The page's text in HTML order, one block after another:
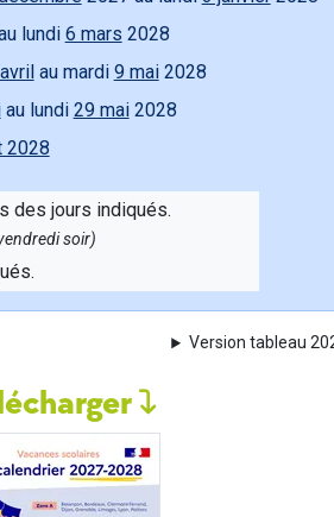
lundi 6 mars 2028
au mardi 9 mai2028
au lundi 29 mai2028
2028
des jours indiqués.
soir)
Version tableau